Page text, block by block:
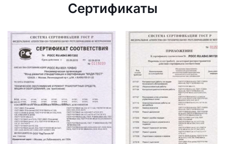
Сертификаты